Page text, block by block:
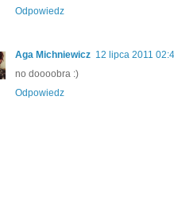
Odpowiedz
Aga Michniewicz 12 lipca 2011
no doooobra :)
Odpowiedz